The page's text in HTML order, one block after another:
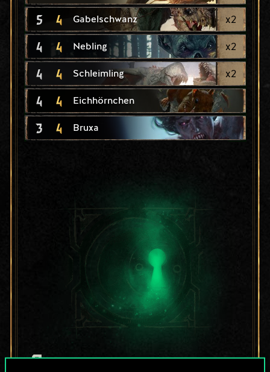
5 4 Gabelschwanz x2
4 4 Nebling x2
4 4 Schleimling x2
4 4 Eichhörnchen
3 4 Bruxa
Bis jetzt ist dies nur